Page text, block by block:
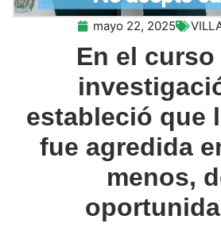
mayo 22, 2025
En el curso
estableció que
fue agredida
menos,